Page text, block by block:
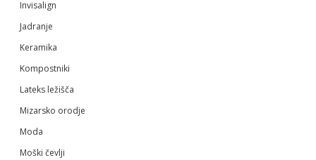
Invisalign
Jadranje
Keramika
Kompostniki
Lateks ležišča
Mizarsko orodje
Moda
Moški čevlji